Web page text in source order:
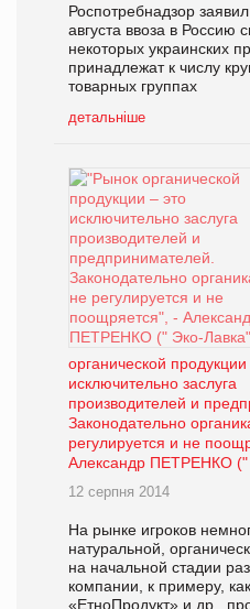
Роспотребнадзор
августа ввоза в Россию
некоторых украинских
принадлежат к числу
товарных группах
детальніше
органической продукции
исключительно заслуга
производителей и
Законодательно
регулируется и не
Александр ПЕТРЕНКО ("
12 серпня 2014
На рынке игроков
натуральной,
на начальной стадии
компании, к примеру,
«ЕтноПродукт» и др.,